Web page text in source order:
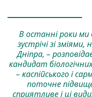
В останні роки ми
зустрічі зі
Дніпра, –
кандидат
– каспійського і
поточне
сприятливе і ці